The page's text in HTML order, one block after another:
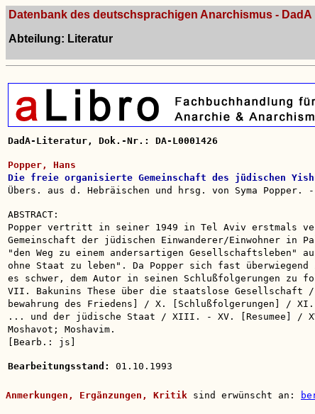
Datenbank des deutschsprachigen Anarchismus - DadA
Abteilung: Literatur
DadA-Literatur, Dok.-Nr.: DA-L0001426
Popper, Hans
Die freie organisierte Gemeinschaft des jüdischen
Übers. aus d. Hebräischen und hrsg. von Syma
ABSTRACT:
Popper vertritt in seiner 1949 in Tel Aviv erstmals
Gemeinschaft der jüdischen Einwanderer/Einwohner
"den Weg zu einem andersartigen
ohne Staat zu leben". Da Popper sich fast
es schwer, dem Autor in seinen Schlußfolgerungen zu
VII. Bakunins These über die staatslose
bewahrung des Friedens] / X. [Schlußfolgerungen] /
... und der jüdische Staat / XIII. - XV. [Resumee] /
Moshavot; Moshavim.
[Bearb.: js]
Bearbeitungsstand: 01.10.1993
Anmerkungen, Ergänzungen, Kritik sind erwünscht an: